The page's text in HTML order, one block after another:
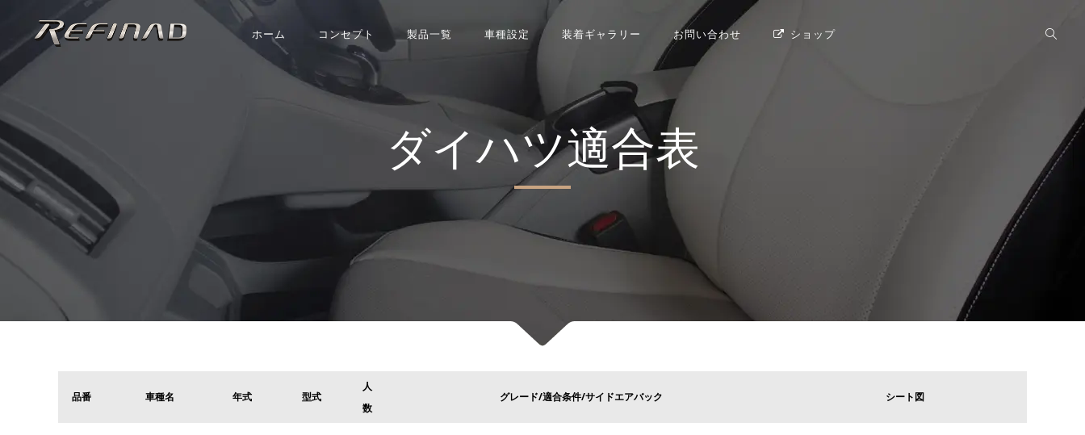
ホーム コンセプト 製品一覧 車種設定 装着ギャラリー お問い合わせ ショップ
ダイハツ適合表
品番 車種名 年式 型式
人
数
グレード/適合条件/サイドエアバック シート図